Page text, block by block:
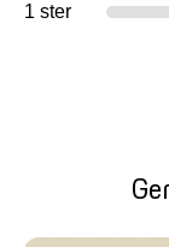
1 ster